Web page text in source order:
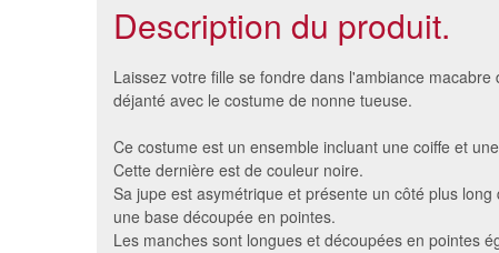
Description du produit.
Laissez votre fille se fondre dans l'ambiance macabre
déjanté avec le costume de nonne tueuse.
Ce costume est un ensemble incluant une coiffe et
Cette dernière est de couleur noire.
Sa jupe est asymétrique et présente un côté plus
une base découpée en pointes.
Les manches sont longues et découpées en pointes